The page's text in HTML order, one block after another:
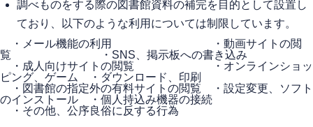
調べものをする際の図書館資料の補完を目的として設置し
ており、以下のような利用については制限しています。
・メール機能の利用 ・動画サイトの閲
覧 ・SNS、掲示板への書き込み
・成人向けサイトの閲覧 ・オンラインショッ
ピング、ゲーム ・ダウンロード、印刷
・図書館の指定外の有料サイトの閲覧 ・設定変更、ソフト
のインストール ・個人持込み機器の接続
・その他、公序良俗に反する行為